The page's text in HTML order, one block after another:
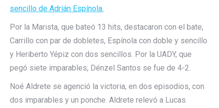
sencillo de Adrián Espínola.
Por la Marista, que bateó 13 hits, destacaron con el bate,
Carrillo con par de dobletes, Espínola con doble y sencillo
y Heriberto Yépiz con dos sencillos. Por la UADY, que
pegó siete imparables, Dénzel Santos se fue de 4-2.
Noé Aldrete se agenció la victoria, en dos episodios, con
dos imparables y un ponche. Aldrete relevó a Lucas